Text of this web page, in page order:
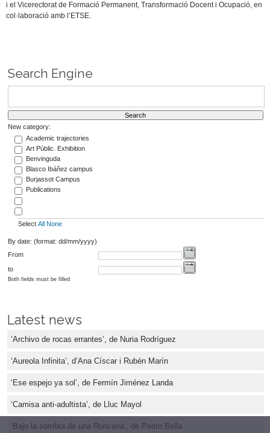
i el Vicerectorat de Formació Permanent, Transformació Docent i Ocupació, en
col·laboració amb l’ETSE.
Search Engine
New category:
Academic trajectories
Art Públic. Exhibition
Benvinguda
Blasco Ibáñez campus
Burjassot Campus
Publications
Select All None
By date: (format: dd/mm/yyyy)
From
to
Both fields must be filled
Latest news
‘Archivo de rocas errantes’, de Nuria Rodríguez
‘Aureola Infinita’, d’Ana Císcar i Rubén Marín
‘Ese espejo ya sol’, de Fermín Jiménez Landa
‘Camisa anti-adultista’, de Lluc Mayol
‘Bajo la sombra de una Runcaria’, de Pedro Bella